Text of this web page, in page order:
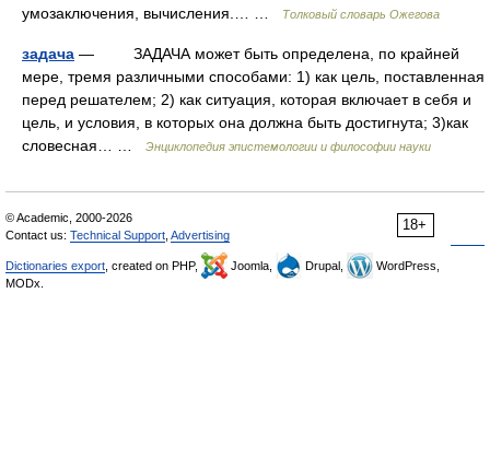
умозаключения, вычисления.… …
Толковый словарь Ожегова
задача — ЗАДАЧА может быть определена, по крайней
мере, тремя различными способами: 1) как цель, поставленная
перед решателем; 2) как ситуация, которая включает в себя и
цель, и условия, в которых она должна быть достигнута; 3)как
словесная… …
Энциклопедия эпистемологии и философии науки
18+
© Academic, 2000-2026
Contact us: Technical Support Advertising
Dictionaries export , created on PHP, Joomla, Drupal,
WordPress,
MODx.